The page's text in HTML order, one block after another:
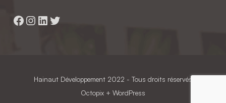
Facebook
Instagram
LinkedIn
Twitter
Hainaut Développement 2022 - Tous droits réservés
Octopix + WordPress